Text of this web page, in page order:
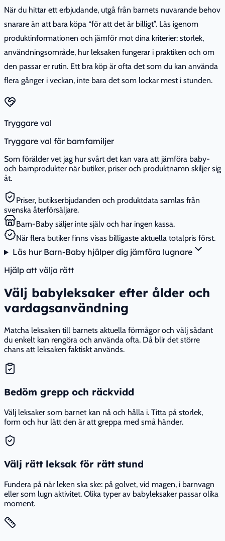
När du hittar ett erbjudande, utgå från barnets nuvarande behov
snarare än att bara köpa “för att det är billigt”. Läs igenom
produktinformationen och jämför mot dina kriterier: storlek,
användningsområde, hur leksaken fungerar i praktiken och om
den passar er rutin. Ett bra köp är ofta det som du kan använda
flera gånger i veckan, inte bara det som lockar mest i stunden.
Tryggare val
Tryggare val för barnfamiljer
Som förälder vet jag hur svårt det kan vara att jämföra baby-
och barnprodukter när butiker, priser och produktnamn skiljer sig
åt.
Priser, butikserbjudanden och produktdata samlas från
svenska återförsäljare.
Barn-Baby säljer inte själv och har ingen kassa.
När flera butiker finns visas billigaste aktuella totalpris först.
Läs hur Barn-Baby hjälper dig jämföra lugnare
Hjälp att välja rätt
Välj babyleksaker efter ålder och
vardagsanvändning
Matcha leksaken till barnets aktuella förmågor och välj sådant
du enkelt kan rengöra och använda ofta. Då blir det större
chans att leksaken faktiskt används.
Bedöm grepp och räckvidd
Välj leksaker som barnet kan nå och hålla i. Titta på storlek,
form och hur lätt den är att greppa med små händer.
Välj rätt leksak för rätt stund
Fundera på när leken ska ske: på golvet, vid magen, i barnvagn
eller som lugn aktivitet. Olika typer av babyleksaker passar olika
moment.